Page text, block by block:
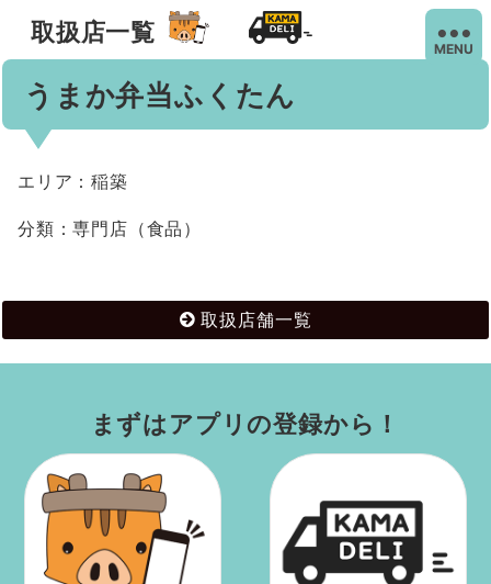
取扱店一覧
MENU
うまか弁当ふくたん
エリア：稲築
分類：専門店（食品）
取扱店舗一覧
まずはアプリの登録から！